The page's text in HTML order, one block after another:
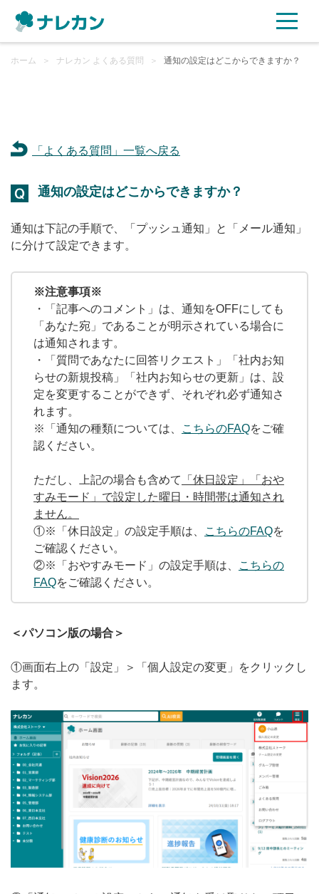
ご利用プラン
資料ダウンロード
無料トライアル
ログイン
ホーム ＞ ナレカン よくある質問 ＞ 通知の設定はどこからできますか？
「よくある質問」一覧へ戻る
通知の設定はどこからできますか？
通知は下記の手順で、「プッシュ通知」と「メール通知」
に分けて設定できます。
※注意事項※
・「記事へのコメント」は、通知をOFFにしても
「あなた宛」であることが明示されている場合に
は通知されます。
・「質問であなたに回答リクエスト」「社内お知
らせの新規投稿」「社内お知らせの更新」は、設
定を変更することができず、それぞれ必ず通知さ
れます。
※「通知の種類については、
こちらのFAQをご確
認ください。
ただし、上記の場合も含めて
「休日設定」「おや
すみモード」で設定した曜日・時間帯は通知され
ません。
①※「休日設定」の設定手順は、
こちらのFAQを
ご確認ください。
②※「おやすみモード」の設定手順は、
こちらの
FAQをご確認ください。
＜パソコン版の場合＞
①画面右上の「設定」＞「個人設定の変更」をクリックし
ます。